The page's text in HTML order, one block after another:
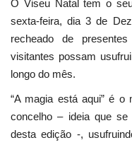
O Viseu Natal tem o
sexta-feira, dia 3 de
recheado de
visitantes possam
longo do mês.
“A magia está aqui” é
concelho – ideia que
desta edição -,